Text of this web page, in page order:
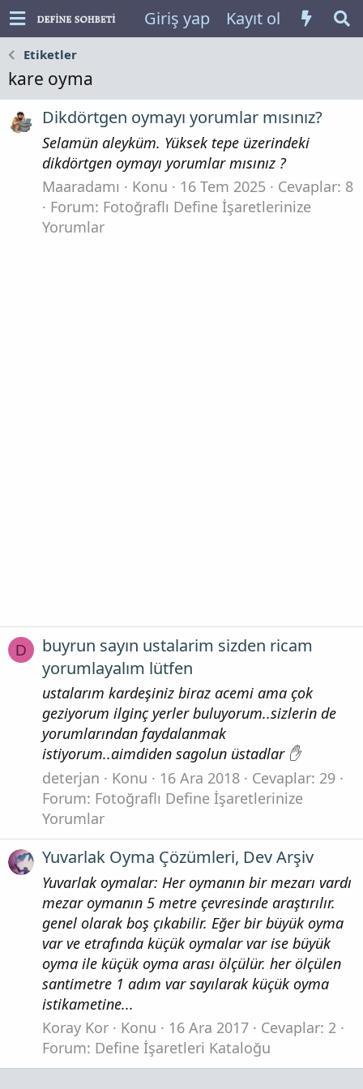
Giriş yap Kayıt ol
Etiketler
kare oyma
Dikdörtgen oymayı yorumlar mısınız?
Selamün aleyküm. Yüksek tepe üzerindeki
dikdörtgen oymayı yorumlar mısınız ?
Maaradamı
Konu 16 Tem 2025
Cevaplar: 8
Forum: Fotoğraflı Define İşaretlerinize
Yorumlar
D
buyrun sayın ustalarim sizden ricam
yorumlayalım lütfen
ustalarım kardeşiniz biraz acemi ama çok
geziyorum ilginç yerler buluyorum..sizlerin de
yorumlarından faydalanmak
istiyorum..aimdiden sagolun üstadlar ✋
deterjan
Konu 16 Ara 2018
Cevaplar: 29
Forum: Fotoğraflı Define İşaretlerinize
Yorumlar
Yuvarlak Oyma Çözümleri, Dev Arşiv
Yuvarlak oymalar: Her oymanın bir mezarı vardı
mezar oymanın 5 metre çevresinde araştırılır.
genel olarak boş çıkabilir. Eğer bir büyük oyma
var ve etrafında küçük oymalar var ise büyük
oyma ile küçük oyma arası ölçülür. her ölçülen
santimetre 1 adım var sayılarak küçük oyma
istikametine...
Koray Kor
Konu 16 Ara 2017
Cevaplar: 2
Forum: Define İşaretleri Kataloğu